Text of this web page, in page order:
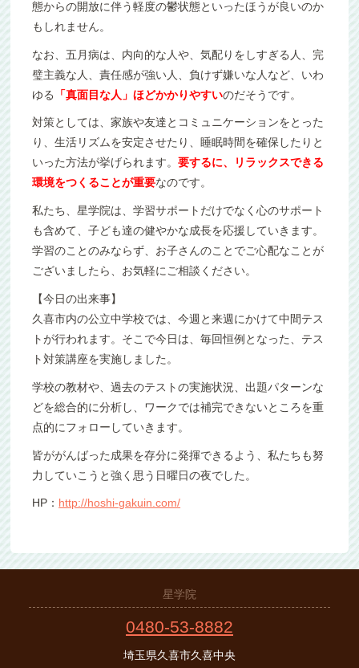
態からの開放に伴う軽度の鬱状態といったほうが良いのか
もしれません。
なお、五月病は、内向的な人や、気配りをしすぎる人、完
璧主義な人、責任感が強い人、負けず嫌いな人など、いわ
ゆる
「真面目な人」ほどかかりやすいのだそうです。
対策としては、家族や友達とコミュニケーションをとった
り、生活リズムを安定させたり、睡眠時間を確保したりと
いった方法が挙げられます。要するに、リラックスできる
環境をつくることが重要なのです。
私たち、星学院は、学習サポートだけでなく心のサポート
も含めて、子ども達の健やかな成長を応援していきます。
学習のことのみならず、お子さんのことでご心配なことが
ございましたら、お気軽にご相談ください。
【今日の出来事】
久喜市内の公立中学校では、今週と来週にかけて中間テス
トが行われます。そこで今日は、毎回恒例となった、テス
ト対策講座を実施しました。
学校の教材や、過去のテストの実施状況、出題パターンな
どを総合的に分析し、ワークでは補完できないところを重
点的にフォローしていきます。
皆ががんばった成果を存分に発揮できるよう、私たちも努
力していこうと強く思う日曜日の夜でした。
HP： http://hoshi-gakuin.com/
星学院
0480-53-8882
埼玉県久喜市久喜中央